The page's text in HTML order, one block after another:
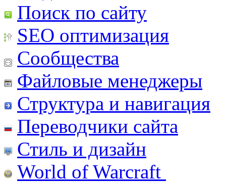
Поиск по сайту
SEO оптимизация
Сообщества
Файловые менеджеры
Структура и навигация
Переводчики сайта
Стиль и дизайн
World of Warcraft